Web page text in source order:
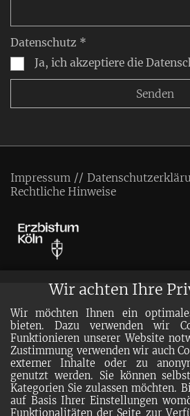
Wir achten Ihre
Wir möchten Ihnen ein
bieten. Dazu verwenden wir
Funktionieren unserer Website
Zustimmung verwenden wir auch
externer Inhalte oder zu
genutzt werden. Sie können
Kategorien Sie zulassen möchten.
auf Basis Ihrer Einstellungen
Funktionalitäten der Seite zur
Datenschutz *
Ja, ich akzeptiere die
Impressum
Rechtliche Hinweise